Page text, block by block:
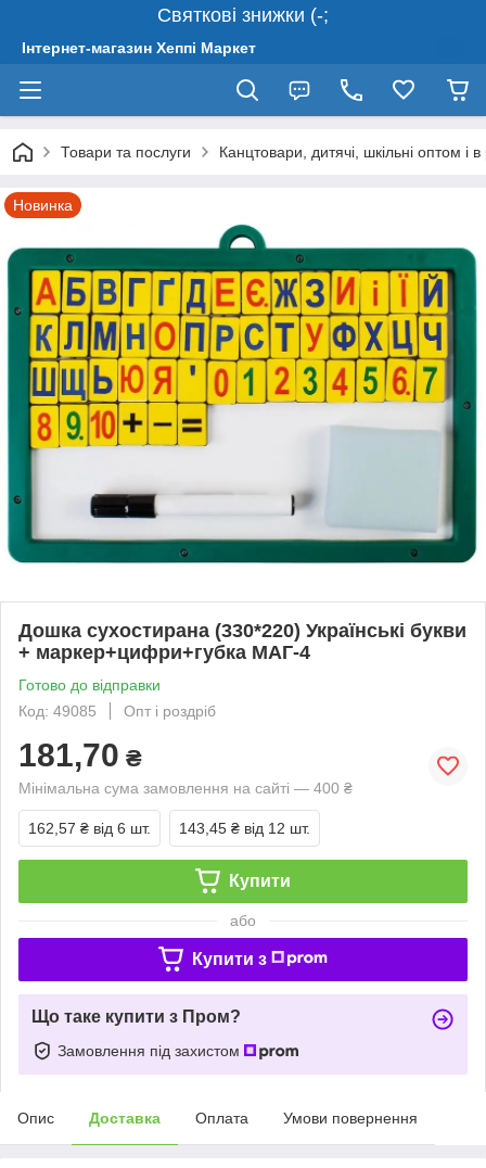
Святкові знижки (-;
Інтернет-магазин Хеппі Маркет
Товари та послуги Канцтовари, дитячі, шкільні оптом і в
Новинка
Дошка сухостирана (330*220) Українські букви
+ маркер+цифри+губка МАГ-4
Готово до відправки
Код: 49085
Опт і роздріб
181,70 ₴
Мінімальна сума замовлення на сайті — 400 ₴
162,57 ₴ від 6 шт. 143,45 ₴ від 12 шт.
Купити
або
Купити з
Що таке купити з Пром?
Замовлення під захистом
Опис Доставка Оплата Умови повернення